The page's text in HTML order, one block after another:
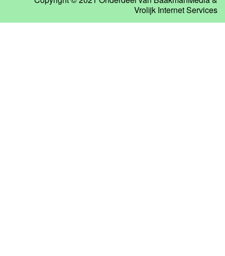
Vrolijk Internet Services